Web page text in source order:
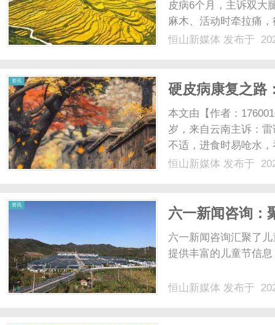
皮病6个月，主诉双大
麻木、活动时牵拉痛
用激素类药膏治疗，
恒山新媒体 发布于
资讯
硬皮病康复之路
本文由【作者：
岁，来自云南主诉：
不适，进食时易呛水
秘困扰；经过专业诊
恒山新媒体 发布于
资讯
六一新闻咨询：
六一新闻咨询汇聚了
提供丰富的儿童节信
恒山新媒体 发布于